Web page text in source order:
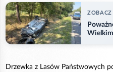
ZOBACZ
Drzewka z Lasów Państwowych